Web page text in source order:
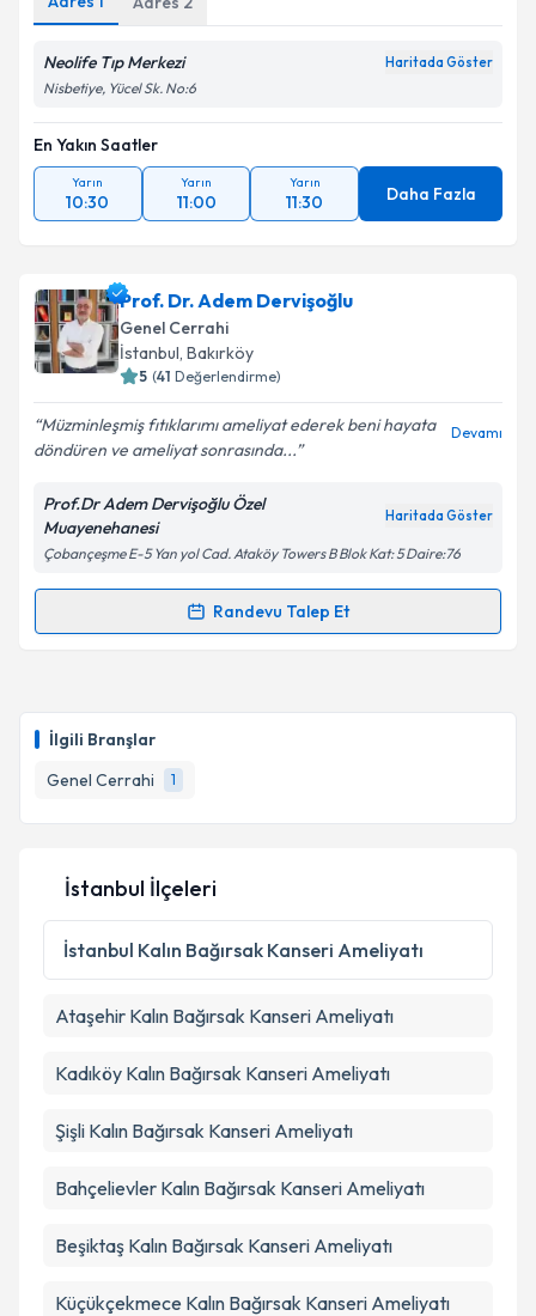
İlgili Branşlar
Genel Cerrahi
1
Kişisel verilerimin işlenmesine ilişkin
Takvim Talebini Gönder
Neolife Tıp Merkezi Haritada Göster
Nisbetiye, Yücel Sk. No:6
En Yakın Saatler
Yarın
10:30
Yarın
11:00
Yarın
11:30 Daha Fazla
Prof. Dr. Adem Dervişoğlu
Genel Cerrahi
İstanbul, Bakırköy
5 (41 Değerlendirme)
Müzminleşmiş fıtıklarımı ameliyat ederek beni hayata
döndüren ve ameliyat sonrasında...
Devamı
Prof.Dr Adem Dervişoğlu Özel
Muayenehanesi
Haritada Göster
Çobançeşme E-5 Yan yol Cad. Ataköy Towers B Blok Kat: 5 Daire:76
Randevu Talep Et
Randevu Takvimi Talebi
için bir takvim hazırlandığında e-posta ile
bilgilendireceğiz.
E-posta Adresiniz
Kişisel verilerimin işlenmesine ilişkinAydınlatma
Metni'ni okudum ve kişisel verilerimin belirtilen
Takvim Talebini Gönder
İstanbul İlçeleri
İstanbul Kalın Bağırsak Kanseri Ameliyatı
Ataşehir Kalın Bağırsak Kanseri Ameliyatı
Kadıköy Kalın Bağırsak Kanseri Ameliyatı
Şişli Kalın Bağırsak Kanseri Ameliyatı
Bahçelievler Kalın Bağırsak Kanseri Ameliyatı
Beşiktaş Kalın Bağırsak Kanseri Ameliyatı
Küçükçekmece Kalın Bağırsak Kanseri Ameliyatı